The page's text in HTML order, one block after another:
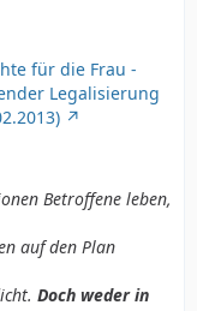
für die Frau -
Legalisierung
Betroffene leben,
auf den Plan
Doch weder in